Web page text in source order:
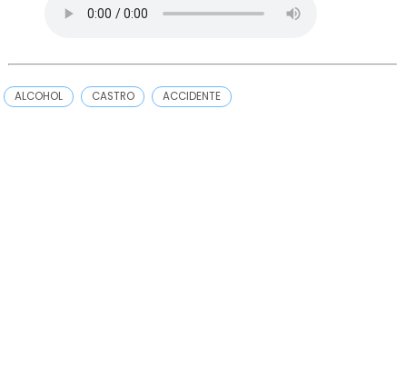
ALCOHOL CASTRO ACCIDENTE